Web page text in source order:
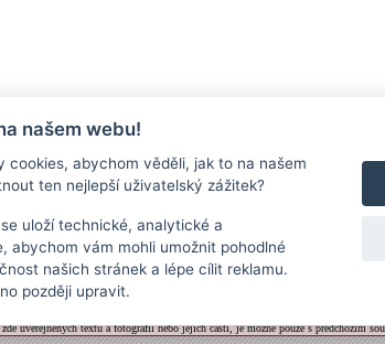
Kontakt
uveřejněných textů a fotografií nebo jejich částí, je možné pouze s předchozím
našem webu!
cookies, abychom věděli, jak to na našem
ten nejlepší uživatelský zážitek?
uloží technické, analytické a
abychom vám mohli umožnit pohodlné
našich stránek a lépe cílit reklamu.
později upravit.